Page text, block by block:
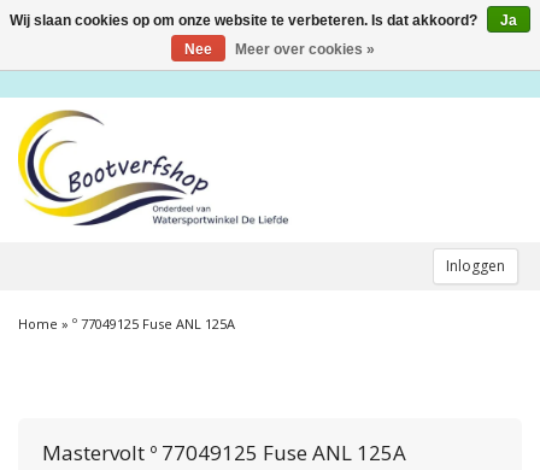
Inloggen
Toggle
Home » º 77049125 Fuse ANL 125A
Mastervolt º 77049125 Fuse ANL 125A
Wij slaan cookies op om onze website te verbeteren. Is dat akkoord?
Ja
Nee
Meer over cookies »